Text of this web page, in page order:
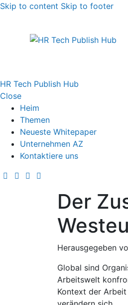
Skip to content Skip to footer
HR Tech Publish Hub
Close
Heim
Themen
Neueste Whitepaper
Unternehmen AZ
Kontaktiere uns
Der
Herausgegeben
Global sind
Arbeitswelt
Kontext der